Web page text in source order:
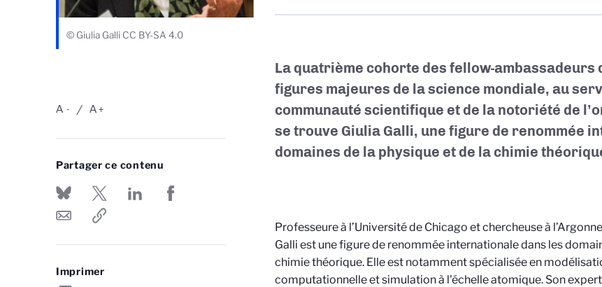
© Giulia Galli CC BY-SA 4.0
-
A +
A
Partager ce contenu
Imprimer
La quatrième cohorte des fellow-ambassadeurs
figures majeures de la science mondiale, au
communauté scientifique et de la notoriété de
se trouve Giulia Galli, une figure de renommée
domaines de la physique et de la chimie
Professeure à l’Université de Chicago et chercheuse à
Galli est une figure de renommée internationale dans les
chimie théorique. Elle est notamment spécialisée en
computationnelle et simulation à l'échelle atomique. Son